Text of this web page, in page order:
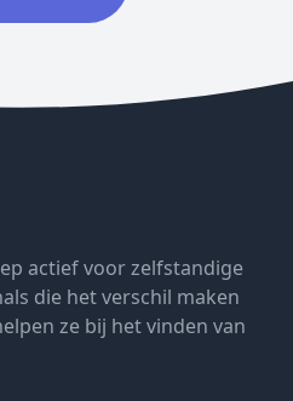
actief voor zelfstandige
die het verschil maken
ze bij het vinden van